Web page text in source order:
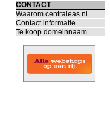
CONTACT
Waarom centraleas.nl
Contact informatie
Te koop domeinnaam